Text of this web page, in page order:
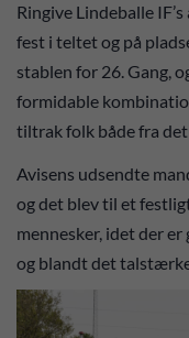
Ringive Lindeballe
fest i teltet og på
stablen for 26. Gang,
formidable
tiltrak folk både fra
Avisens udsendte
og det blev til et
mennesker, idet der
og blandt det